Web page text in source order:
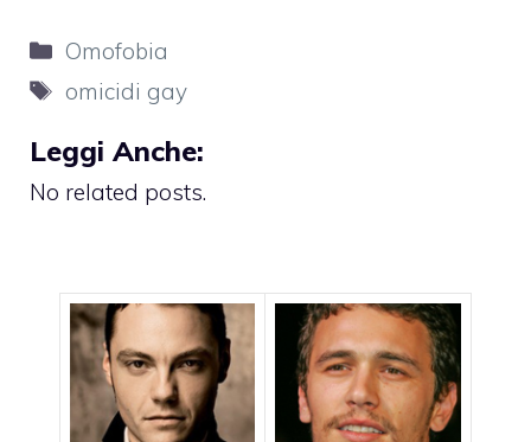
Categorie
Omofobia
Tag
omicidi gay
Leggi Anche:
No related posts.